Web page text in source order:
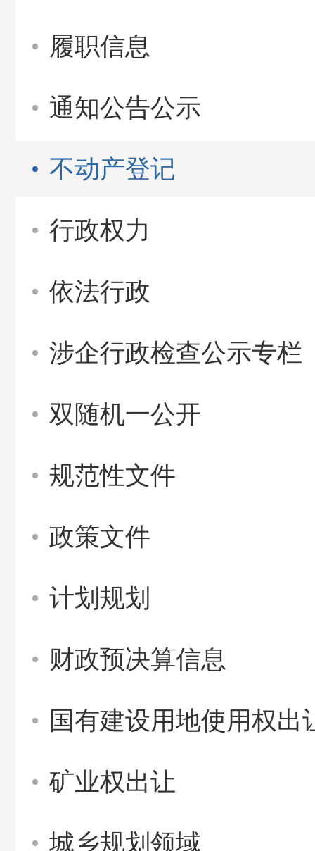
履职信息
通知公告公示
不动产登记
行政权力
依法行政
涉企行政检查公示专栏
双随机一公开
规范性文件
政策文件
计划规划
财政预决算信息
国有建设用地使用权出
矿业权出让
城乡规划领域